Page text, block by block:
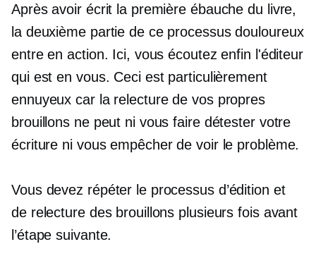
Après avoir écrit la première ébauche du livre,
la deuxième partie de ce processus douloureux
entre en action. Ici, vous écoutez enfin l'éditeur
qui est en vous. Ceci est particulièrement
ennuyeux car la relecture de vos propres
brouillons ne peut ni vous faire détester votre
écriture ni vous empêcher de voir le problème.
Vous devez répéter le processus d’édition et
de relecture des brouillons plusieurs fois avant
l’étape suivante.